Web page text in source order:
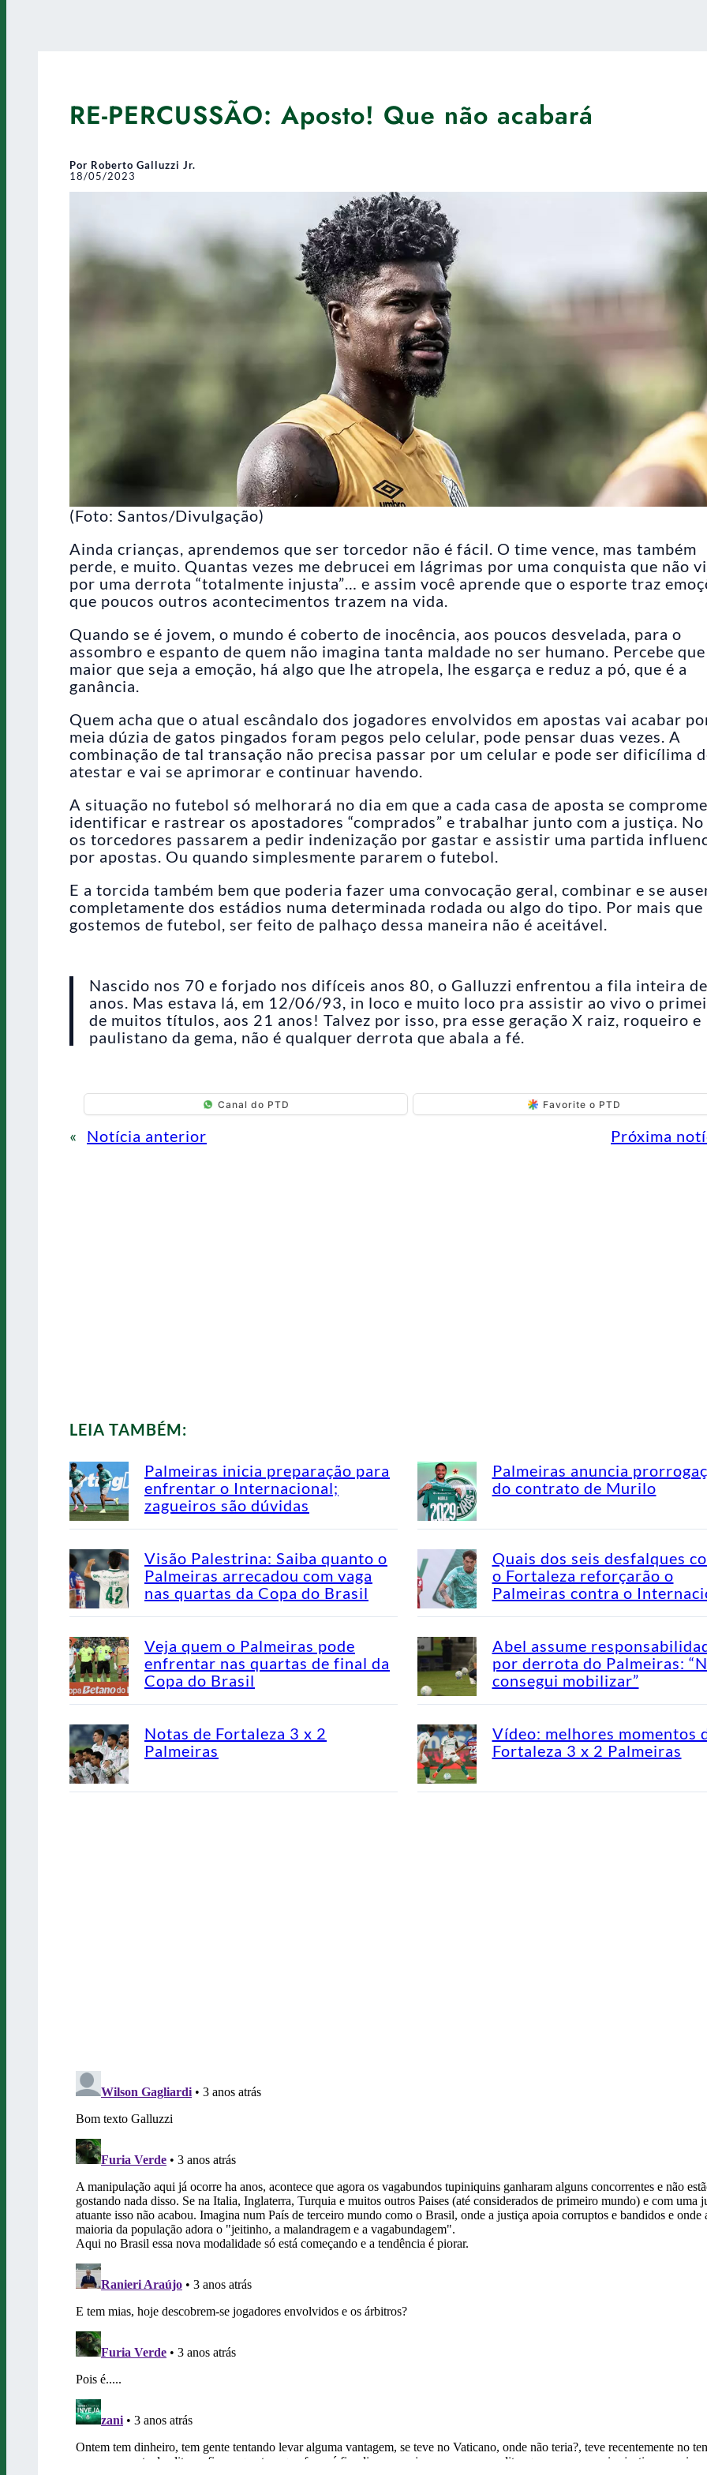
RE-PERCUSSÃO: Aposto! Que não acabará
Por Roberto Galluzzi Jr.
18/05/2023
(Foto: Santos/Divulgação)
Ainda crianças, aprendemos que ser torcedor não é fácil. O time vence, mas também
perde, e muito. Quantas vezes me debrucei em lágrimas por uma conquista que não
por uma derrota “totalmente injusta”… e assim você aprende que o esporte traz
que poucos outros acontecimentos trazem na vida.
Quando se é jovem, o mundo é coberto de inocência, aos poucos desvelada, para o
assombro e espanto de quem não imagina tanta maldade no ser humano. Percebe
maior que seja a emoção, há algo que lhe atropela, lhe esgarça e reduz a pó, que é a
ganância.
Quem acha que o atual escândalo dos jogadores envolvidos em apostas vai acabar
meia dúzia de gatos pingados foram pegos pelo celular, pode pensar duas vezes. A
combinação de tal transação não precisa passar por um celular e pode ser dificílima
atestar e vai se aprimorar e continuar havendo.
A situação no futebol só melhorará no dia em que a cada casa de aposta se
identificar e rastrear os apostadores “comprados” e trabalhar junto com a justiça. No
os torcedores passarem a pedir indenização por gastar e assistir uma partida
por apostas. Ou quando simplesmente pararem o futebol.
E a torcida também bem que poderia fazer uma convocação geral, combinar e se
completamente dos estádios numa determinada rodada ou algo do tipo. Por mais que
gostemos de futebol, ser feito de palhaço dessa maneira não é aceitável.
Nascido nos 70 e forjado nos difíceis anos 80, o Galluzzi enfrentou a fila inteira
anos. Mas estava lá, em 12/06/93, in loco e muito loco pra assistir ao vivo o
de muitos títulos, aos 21 anos! Talvez por isso, pra esse geração X raiz, roqueiro e
paulistano da gema, não é qualquer derrota que abala a fé.
Canal do PTD Favorite o PTD
« Notícia anterior Próxima
LEIA TAMBÉM:
Palmeiras inicia preparação para
enfrentar o Internacional;
zagueiros são dúvidas
Palmeiras anuncia
do contrato de Murilo
Visão Palestrina: Saiba quanto o
Palmeiras arrecadou com vaga
nas quartas da Copa do Brasil
Quais dos seis desfalques
o Fortaleza reforçarão o
Palmeiras contra o
Veja quem o Palmeiras pode
enfrentar nas quartas de final da
Copa do Brasil
Abel assume
por derrota do Palmeiras:
consegui mobilizar”
Notas de Fortaleza 3 x 2
Palmeiras
Vídeo: melhores momentos
Fortaleza 3 x 2 Palmeiras